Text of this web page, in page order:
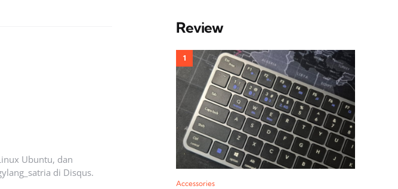
Ubuntu, dan
di Disqus.
Review
Accessories